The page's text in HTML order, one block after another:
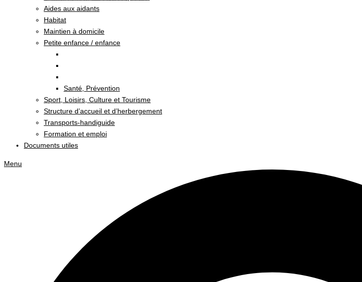
Aides aux aidants
Habitat
Maintien à domicile
Petite enfance / enfance
Santé, Prévention
Sport, Loisirs, Culture et Tourisme
Structure d’accueil et d’herbergement
Transports-handiguide
Formation et emploi
Documents utiles
Menu